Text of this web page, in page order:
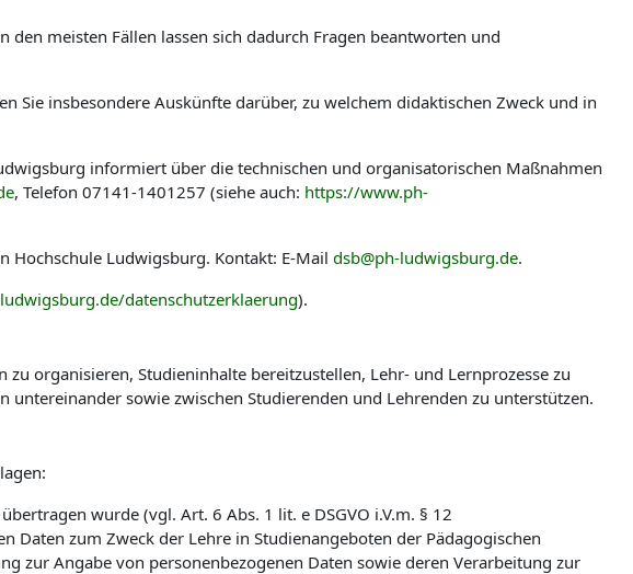
meisten Fällen lassen sich dadurch Fragen beantworten und
insbesondere Auskünfte darüber, zu welchem didaktischen Zweck und in
informiert über die technischen und organisatorischen Maßnahmen
, Telefon 07141-1401257 (siehe auch: https://www.ph-
Hochschule Ludwigsburg. Kontakt: E-Mail dsb@ph-ludwigsburg.de.
datenschutzerklaerung).
organisieren, Studieninhalte bereitzustellen, Lehr- und Lernprozesse zu
sowie zwischen Studierenden und Lehrenden zu unterstützen.
wurde (vgl. Art. 6 Abs. 1 lit. e DSGVO i.V.m. § 12
Daten zum Zweck der Lehre in Studienangeboten der Pädagogischen
zur Angabe von personenbezogenen Daten sowie deren Verarbeitung zur